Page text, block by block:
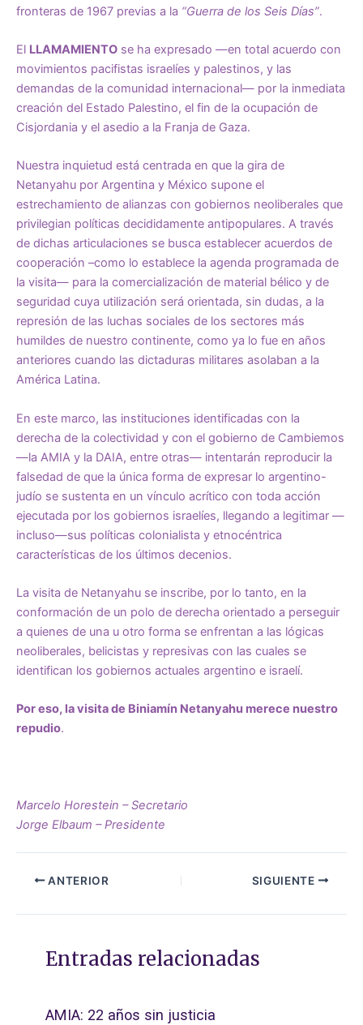
fronteras de 1967 previas a la “Guerra de los Seis Días”.
El LLAMAMIENTO se ha expresado —en total acuerdo con
movimientos pacifistas israelíes y palestinos, y las
demandas de la comunidad internacional— por la inmediata
creación del Estado Palestino, el fin de la ocupación de
Cisjordania y el asedio a la Franja de Gaza.
Nuestra inquietud está centrada en que la gira de
Netanyahu por Argentina y México supone el
estrechamiento de alianzas con gobiernos neoliberales que
privilegian políticas decididamente antipopulares. A través
de dichas articulaciones se busca establecer acuerdos de
cooperación –como lo establece la agenda programada de
la visita— para la comercialización de material bélico y de
seguridad cuya utilización será orientada, sin dudas, a la
represión de las luchas sociales de los sectores más
humildes de nuestro continente, como ya lo fue en años
anteriores cuando las dictaduras militares asolaban a la
América Latina.
En este marco, las instituciones identificadas con la
derecha de la colectividad y con el gobierno de Cambiemos
—la AMIA y la DAIA, entre otras— intentarán reproducir la
falsedad de que la única forma de expresar lo argentino-
judío se sustenta en un vínculo acrítico con toda acción
ejecutada por los gobiernos israelíes, llegando a legitimar —
incluso—sus políticas colonialista y etnocéntrica
características de los últimos decenios.
La visita de Netanyahu se inscribe, por lo tanto, en la
conformación de un polo de derecha orientado a perseguir
a quienes de una u otro forma se enfrentan a las lógicas
neoliberales, belicistas y represivas con las cuales se
identifican los gobiernos actuales argentino e israelí.
Por eso, la visita de Biniamín Netanyahu merece nuestro
repudio.
Marcelo Horestein – Secretario
Jorge Elbaum – Presidente
ANTERIOR SIGUIENTE
Entradas relacionadas
AMIA: 22 años sin justicia